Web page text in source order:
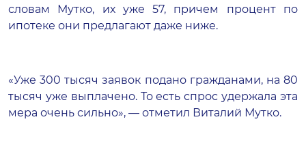
словам Мутко, их уже 57, причем процент по
ипотеке они предлагают даже ниже.
«Уже 300 тысяч заявок подано гражданами, на 80
тысяч уже выплачено. То есть спрос удержала эта
мера очень сильно», — отметил Виталий Мутко.